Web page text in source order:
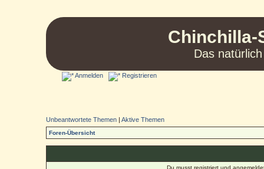
Chinchilla-
Das
Anmelden Registrieren
Unbeantwortete Themen |Aktive Themen
Foren-Übersicht
Du musst registriert und